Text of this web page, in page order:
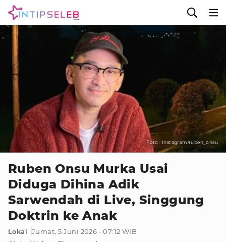
Foto : Instagram/ruben_onsu
Ruben Onsu Murka Usai
Diduga Dihina Adik
Sarwendah di Live, Singgung
Doktrin ke Anak
Lokal
Jumat, 5 Juni 2026 - 07:12 WIB